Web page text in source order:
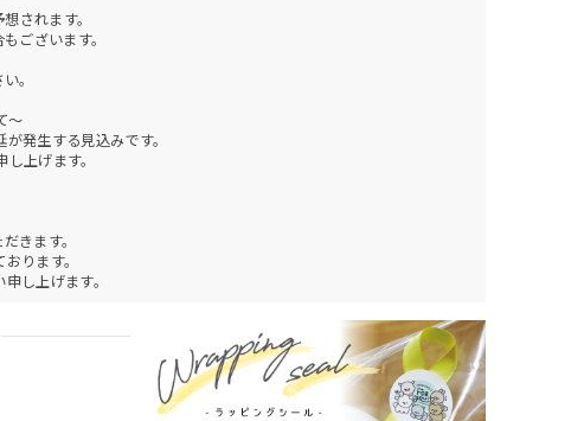
されます。
ございます。
。
～
発生する見込みです。
上げます。
きます。
ります。
し上げます。